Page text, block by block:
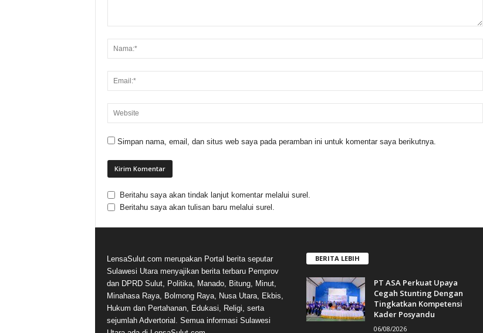
Simpan nama, email, dan situs web saya pada peramban ini untuk komentar saya berikutnya.
Beritahu saya akan tindak lanjut komentar melalui surel.
Beritahu saya akan tulisan baru melalui surel.
LensaSulut.com merupakan Portal berita seputar
Sulawesi Utara menyajikan berita terbaru Pemprov
dan DPRD Sulut, Politika, Manado, Bitung, Minut,
Minahasa Raya, Bolmong Raya, Nusa Utara, Ekbis,
Hukum dan Pertahanan, Edukasi, Religi, serta
sejumlah Advertorial. Semua informasi Sulawesi
BERITA LEBIH
PT ASA Perkuat Upaya
Cegah Stunting Dengan
Tingkatkan Kompetensi
Kader Posyandu
06/08/2026